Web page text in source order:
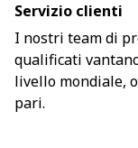
Servizio clienti
I nostri team di
qualificati
livello mondiale,
pari.